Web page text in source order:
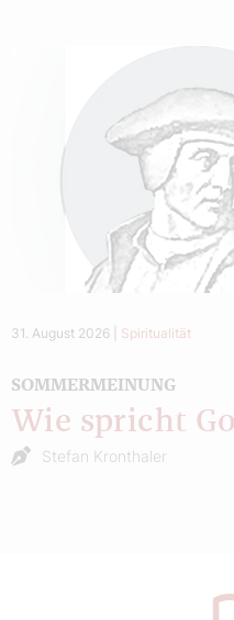
31. August 2026 Spiritualität
SOMMERMEINUNG
Wie spricht
Stefan Kronthaler